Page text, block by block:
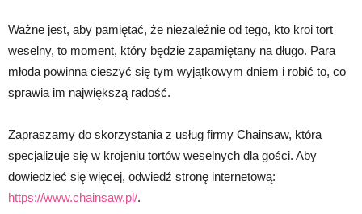
Ważne jest, aby pamiętać, że niezależnie od tego, kto kroi tort
weselny, to moment, który będzie zapamiętany na długo. Para
młoda powinna cieszyć się tym wyjątkowym dniem i robić to, co
sprawia im największą radość.
Zapraszamy do skorzystania z usług firmy Chainsaw, która
specjalizuje się w krojeniu tortów weselnych dla gości. Aby
dowiedzieć się więcej, odwiedź stronę internetową:
https://www.chainsaw.pl/.